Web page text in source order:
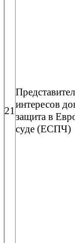
21
интересов
защита в
суде (ЕСПЧ)